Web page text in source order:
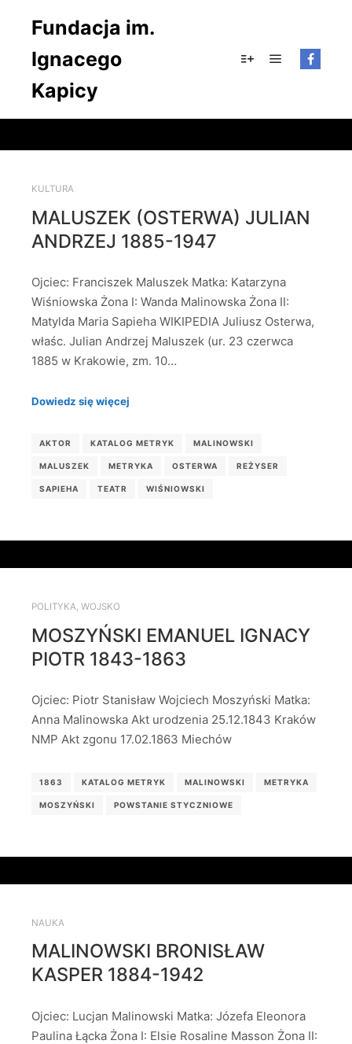
Fundacja im.
Ignacego
Kapicy
KULTURA
MALUSZEK (OSTERWA) JULIAN
ANDRZEJ 1885-1947
Ojciec: Franciszek Maluszek Matka: Katarzyna
Wiśniowska Żona I: Wanda Malinowska Żona II:
Matylda Maria Sapieha WIKIPEDIA Juliusz Osterwa,
właśc. Julian Andrzej Maluszek (ur. 23 czerwca
1885 w Krakowie, zm. 10…
Dowiedz się więcej
AKTOR KATALOG METRYK MALINOWSKI
MALUSZEK METRYKA OSTERWA REŻYSER
SAPIEHA TEATR WIŚNIOWSKI
POLITYKA, WOJSKO
MOSZYŃSKI EMANUEL IGNACY
PIOTR 1843-1863
Ojciec: Piotr Stanisław Wojciech Moszyński Matka:
Anna Malinowska Akt urodzenia 25.12.1843 Kraków
NMP Akt zgonu 17.02.1863 Miechów
1863 KATALOG METRYK MALINOWSKI METRYKA
MOSZYŃSKI POWSTANIE STYCZNIOWE
NAUKA
MALINOWSKI BRONISŁAW
KASPER 1884-1942
Ojciec: Lucjan Malinowski Matka: Józefa Eleonora
Paulina Łącka Żona I: Elsie Rosaline Masson Żona II: